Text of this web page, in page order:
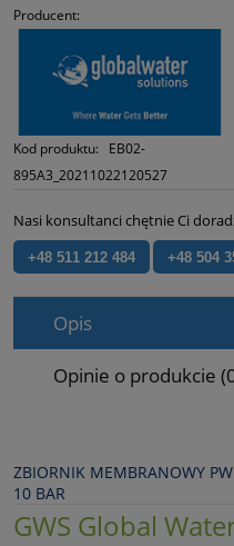
Producent:
Kod produktu:
EB02-
895A3_20211022120527
Nasi konsultanci chętnie Ci
+48 511 212 484 +48 504
Opis
Opinie o produkcie
ZBIORNIK MEMBRANOWY
10 BAR
GWS Global